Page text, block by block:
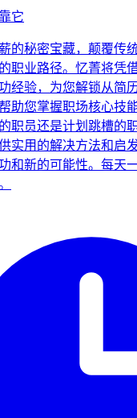
它
的秘密宝藏，颠覆传
职业路径。忆菁将凭
经验，为您解锁从简
助您掌握职场核心技
职员还是计划跳槽的
实用的解决方法和启
和新的可能性。每天